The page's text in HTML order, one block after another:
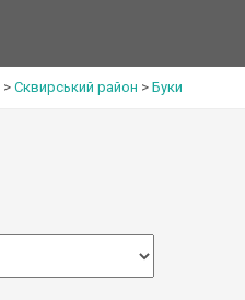
> Сквирський район > Буки